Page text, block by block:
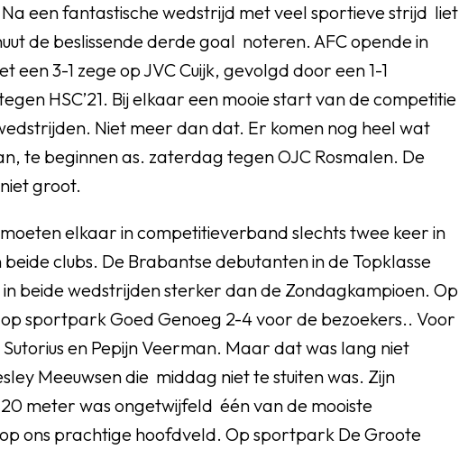
een fantastische wedstrijd met veel sportieve strijd liet
de beslissende derde goal noteren. AFC opende in
een 3-1 zege op JVC Cuijk, gevolgd door een 1-1
HSC’21. Bij elkaar een mooie start van de competitie
Niet meer dan dat. Er komen nog heel wat
te beginnen as. zaterdag tegen OJC Rosmalen. De
niet groot.
elkaar in competitieverband slechts twee keer in
clubs. De Brabantse debutanten in de Topklasse
beide wedstrijden sterker dan de Zondagkampioen. Op
op sportpark Goed Genoeg 2-4 voor de bezoekers.. Voor
en Pepijn Veerman. Maar dat was lang niet
Meeuwsen die middag niet te stuiten was. Zijn
meter was ongetwijfeld één van de mooiste
ons prachtige hoofdveld. Op sportpark De Groote